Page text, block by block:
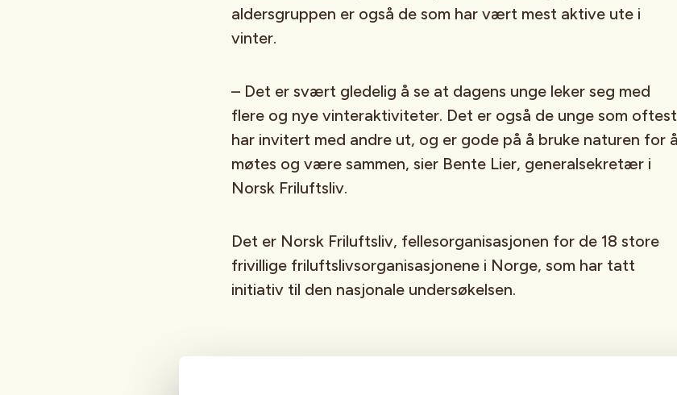
aldersgruppen er også de som har vært mest aktive ute i
vinter.
– Det er svært gledelig å se at dagens unge leker seg med
flere og nye vinteraktiviteter. Det er også de unge som oftest
har invitert med andre ut, og er gode på å bruke naturen for å
møtes og være sammen, sier Bente Lier, generalsekretær i
Norsk Friluftsliv.
Det er Norsk Friluftsliv, fellesorganisasjonen for de 18 store
frivillige friluftslivsorganisasjonene i Norge, som har tatt
initiativ til den nasjonale undersøkelsen.
Turskøyting trender